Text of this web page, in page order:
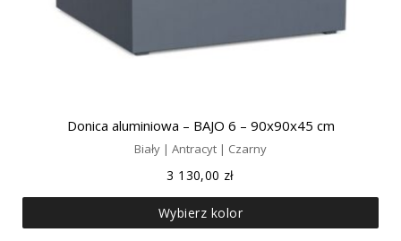
Donica aluminiowa – BAJO 6 – 90x90x45 cm
Biały | Antracyt | Czarny
3 130,00 zł
Wybierz kolor